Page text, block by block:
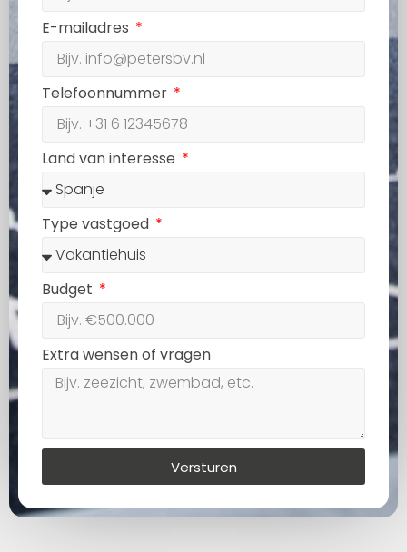
E-mailadres
Telefoonnummer
Land van interesse
Type vastgoed
Budget
Extra wensen of vragen
Versturen